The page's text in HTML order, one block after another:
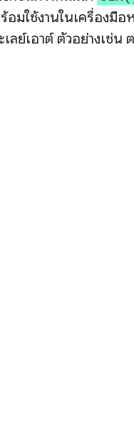
อมใช้งานในเครื่องมื
ลย์เอาต์ ตัวอย่างเ